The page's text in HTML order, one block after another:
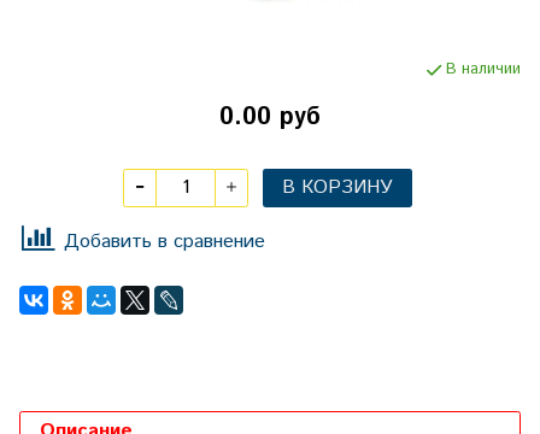
В наличии
0.00 руб
В КОРЗИНУ
Добавить в сравнение